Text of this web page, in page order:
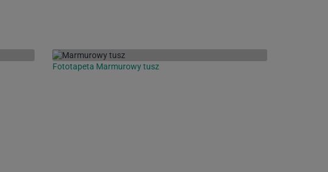
Fototapeta Marmurowy tusz